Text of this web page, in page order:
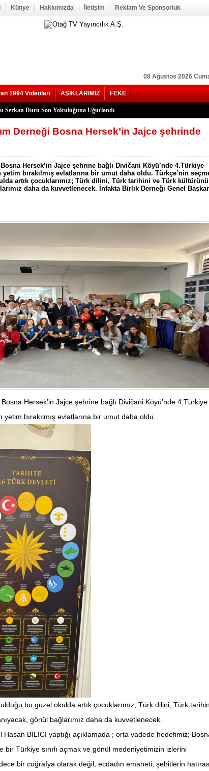
Künye Hakkımızda İletişim Reklam Ve Sponsorluk
1994 Videoları AŞIKLARIMIZ FEKE
HATİP LİSESİ ALANINDA YOL ÇALIŞMASI BAŞLADI
Yusuf Seğmen, 23 Yıl Aradan Sonra Yeniden MHP Kozan İlçe Başkanı Oldu
Kozan İlçe Kongresi’ne Katılmadı.
YENİ PARTİ KOZAN KURUCU İLÇE BAŞKANI OLDU
KAYHAN YOLUNDAKİ KAZANIN KAMERA GÖRÜNTÜLERİ ORTAYA
Serkan Duru Son Yolculuğuna Uğurlandı
Köyü’nde Otomobil Takla Attı: 1’i Bebek 6 Kişi Yaralandı
Köyü Muhtarı Mustafa Aköz, tedavi gördüğü hastanede hayatını kaybetti.
TEPKİSİ: ÇONDU KÖYÜNDE 5 YILDIR KARANLIKTA
TRAFİK KAZASI 7 KİŞİ YARALANDI
İKİ HASTAYA UMUT OLDU
OĞUZHAN BÜYÜMEZ, 4 GÜNLÜK YAŞAM SAVAŞINI KAYBETTİ
Parti İlçe Başkanlığı İçin Öncü Tok İsmi Gündemde
Yangını Büyük Oranda Kontrol Altına Alındı
Kavşağı’nda İki Otomobil Çarpıştı: 2 Yaralı
08 Ağustos 2026
Derneği Bosna Hersek’in Jajce şehrinde
Hersek’in Jajce şehrine bağlı Divičani Köyü’nde 4.Türkiye
yetim bırakılmış evlatlarına bir umut daha oldu. Türkçe’nin
artık çocuklarımız; Türk dilini, Türk tarihini ve Türk kültürünü
daha da kuvvetlenecek. İnfakta Birlik Derneği Genel
Hersek’in Jajce şehrine bağlı Divičani Köyü’nde 4.Türkiye
yetim bırakılmış evlatlarına bir umut daha oldu.
bu güzel okulda artık çocuklarımız; Türk dilini, Türk
gönül bağlarımız daha da kuvvetlenecek.
BİLİCİ yaptığı açıklamada ; orta vadede hedefimiz;
bir Türkiye sınıfı açmak ve gönül medeniyetimizin izlerini
bir coğrafya olarak değil, ecdadın emaneti, şehitlerin